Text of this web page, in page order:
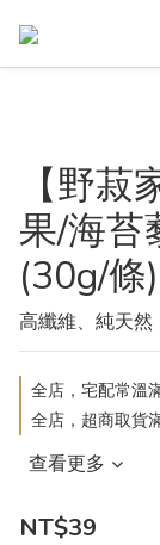
【野
果/海苔
(30g/條)
高纖維、純天然
全店，宅配常溫
全店，超商取貨
查看更多
NT$39